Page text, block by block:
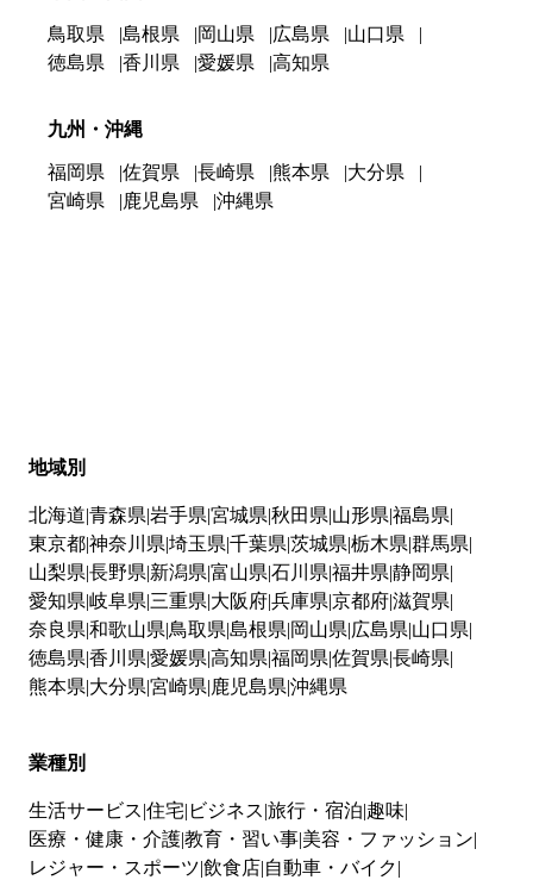
鳥取県 島根県 岡山県 広島県
山口県
徳島県
香川県 愛媛県 高知県
九州・沖縄
福岡県 佐賀県 長崎県 熊本県
大分県
宮崎県
鹿児島県 沖縄県
地域別
北海道 青森県 岩手県 宮城県 秋田県 山形県 福島県
東京都神奈川県 埼玉県 千葉県 茨城県 栃木県 群馬県
山梨県 長野県 新潟県 富山県 石川県 福井県 静岡県
愛知県 岐阜県 三重県 大阪府兵庫県 京都府滋賀県
奈良県 和歌山県 鳥取県 島根県 岡山県 広島県 山口県
徳島県 香川県 愛媛県 高知県 福岡県 佐賀県 長崎県
熊本県 大分県 宮崎県 鹿児島県 沖縄県
業種別
生活サービス 住宅 ビジネス 旅行・宿泊 趣味
医療・健康・介護教育・習い事 美容・ファッション
レジャー・スポーツ 飲食店 自動車・バイク